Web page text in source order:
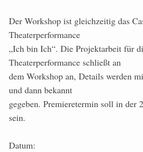
Der Workshop ist gleichzeitig das
Theaterperformance
„Ich bin Ich“. Die Projektarbeit für
Theaterperformance schließt an
dem Workshop an, Details werden
und dann bekannt
gegeben. Premieretermin soll in der
sein.
Datum: